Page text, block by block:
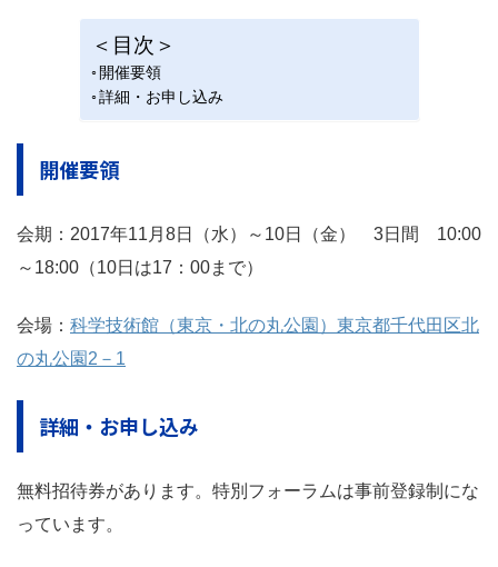
＜目次＞
開催要領
詳細・お申し込み
開催要領
会期：2017年11月8日（水）～10日（金） 3日間 10:00
～18:00（10日は17：00まで）
会場： 科学技術館（東京・北の丸公園）東京都千代田区北
の丸公園2－1
詳細・お申し込み
無料招待券があります。特別フォーラムは事前登録制にな
っています。